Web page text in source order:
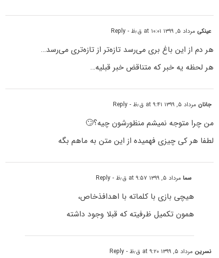
عینکی مرداد ۵, ۱۳۹۹ at ۱۰:۰۱ ق٫ظ - Reply
هر دم از این باغ بری می‌رسد تازه‌تر از تازه‌تری می‌رسد…
هر لحظه یه خبر که متناقض خبر قبلیه…
جانان مرداد ۵, ۱۳۹۹ at ۹:۴۱ ق٫ظ - Reply
من چرا متوجه نمیشم منظورشون چیه؟🙄
لطفا هر کی چیزی فهمیده از این متن به ماهم بگه
سمامرداد ۵, ۱۳۹۹ at ۹:۵۷ ق٫ظ - Reply
هیچی بازی با کلماته با اهدافذخاص،
همون تکمیل ظرفیته که قبلا وجود داشته
نسرین مرداد ۵, ۱۳۹۹ at ۹:۲۰ ق٫ظ - Reply